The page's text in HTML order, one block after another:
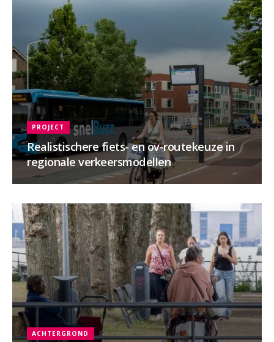
Realistischere fiets- en ov-routekeuze in
regionale verkeersmodellen
PROJECT
ACHTERGROND